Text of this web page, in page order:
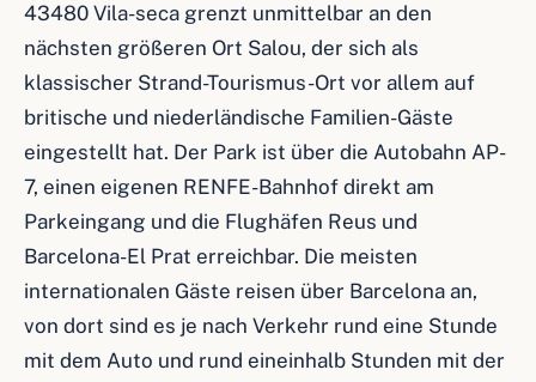
43480 Vila-seca grenzt unmittelbar an den
nächsten größeren Ort Salou, der sich als
klassischer Strand-Tourismus-Ort vor allem auf
britische und niederländische Familien-Gäste
eingestellt hat. Der Park ist über die Autobahn AP-
7, einen eigenen RENFE-Bahnhof direkt am
Parkeingang und die Flughäfen Reus und
Barcelona-El Prat erreichbar. Die meisten
internationalen Gäste reisen über Barcelona an,
von dort sind es je nach Verkehr rund eine Stunde
mit dem Auto und rund eineinhalb Stunden mit der